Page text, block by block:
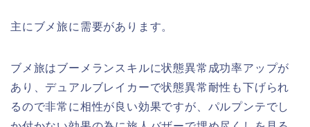
主にブメ旅に需要があります。
ブメ旅はブーメランスキルに状態異常成功率アップが
あり、デュアルブレイカーで状態異常耐性も下げられ
るので非常に相性が良い効果ですが、パルプンテでし